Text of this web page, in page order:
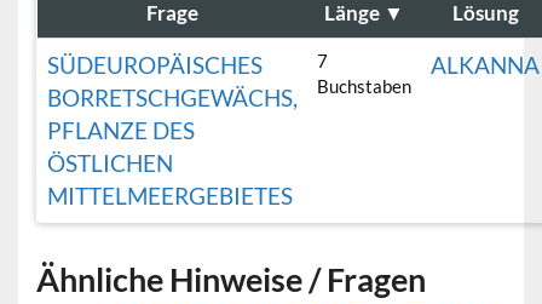
Frage Länge ▼ Lösung
SÜDEUROPÄISCHES
BORRETSCHGEWÄCHS,
PFLANZE DES
ÖSTLICHEN
MITTELMEERGEBIETES
7
Buchstaben
ALKANNA
Ähnliche Hinweise / Fragen